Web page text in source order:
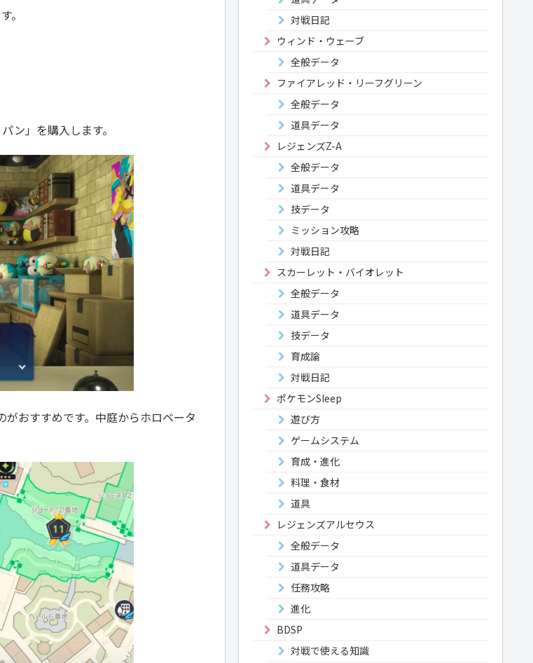
。
ン」を購入します。
おすすめです。中庭からホロベータ
対戦日記
ウィンド・ウェーブ
全般データ
ファイアレッド・リーフグリーン
全般データ
道具データ
レジェンズZ-A
全般データ
道具データ
技データ
ミッション攻略
対戦日記
スカーレット・バイオレット
全般データ
道具データ
技データ
育成論
対戦日記
ポケモンSleep
遊び方
ゲームシステム
育成・進化
料理・食材
道具
レジェンズアルセウス
全般データ
道具データ
任務攻略
進化
BDSP
対戦で使える知識